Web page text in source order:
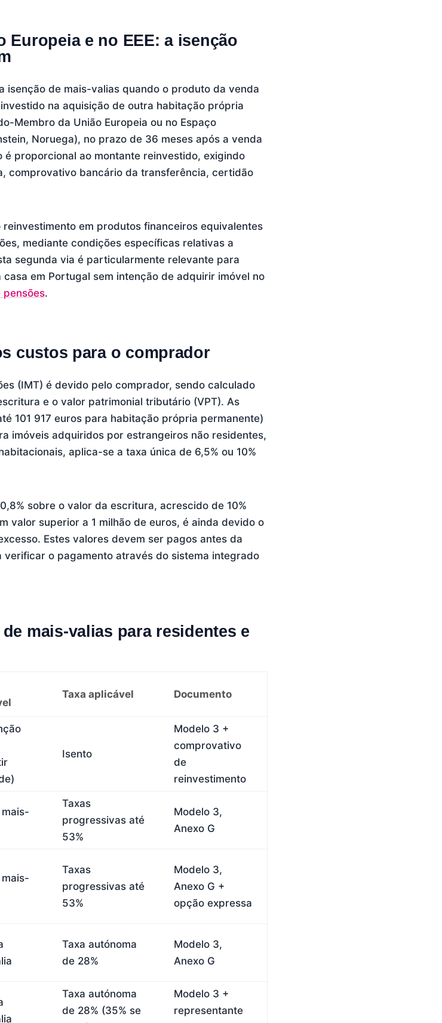
Europeia e no EEE: a isenção
isenção de mais-valias quando o produto da venda
na aquisição de outra habitação própria
Membro da União Europeia ou no Espaço
Noruega), no prazo de 36 meses após a venda
é proporcional ao montante reinvestido, exigindo
comprovativo bancário da transferência, certidão
em produtos financeiros equivalentes
mediante condições específicas relativas a
segunda via é particularmente relevante para
em Portugal sem intenção de adquirir imóvel no
pensões.
custos para o comprador
(IMT) é devido pelo comprador, sendo calculado
e o valor patrimonial tributário (VPT). As
101 917 euros para habitação própria permanente)
imóveis adquiridos por estrangeiros não residentes,
aplica-se a taxa única de 6,5% ou 10%
sobre o valor da escritura, acrescido de 10%
valor superior a 1 milhão de euros, é ainda devido o
Estes valores devem ser pagos antes da
o pagamento através do sistema integrado
mais-valias para residentes e
Taxa aplicável Documento
Isento
Modelo 3 +
comprovativo
de
reinvestimento
Taxas
progressivas até
53%
Modelo 3,
Anexo G
Taxas
progressivas até
53%
Modelo 3,
Anexo G +
opção expressa
Taxa autónoma
de 28%
Modelo 3,
Anexo G
Taxa autónoma
de 28% (35% se
Modelo 3 +
representante